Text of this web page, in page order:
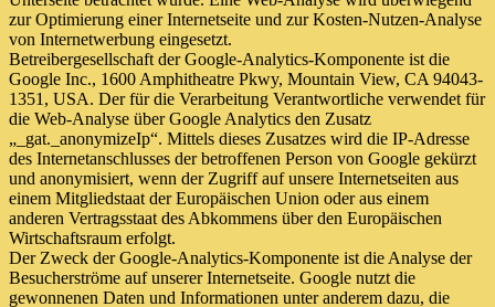
zur Optimierung einer Internetseite und zur Kosten-Nutzen-Analyse
von Internetwerbung eingesetzt.
Betreibergesellschaft der Google-Analytics-Komponente ist die
Google Inc., 1600 Amphitheatre Pkwy, Mountain View, CA 94043-
1351, USA. Der für die Verarbeitung Verantwortliche verwendet für
die Web-Analyse über Google Analytics den Zusatz
„_gat._anonymizeIp“. Mittels dieses Zusatzes wird die IP-Adresse
des Internetanschlusses der betroffenen Person von Google gekürzt
und anonymisiert, wenn der Zugriff auf unsere Internetseiten aus
einem Mitgliedstaat der Europäischen Union oder aus einem
anderen Vertragsstaat des Abkommens über den Europäischen
Wirtschaftsraum erfolgt.
Der Zweck der Google-Analytics-Komponente ist die Analyse der
Besucherströme auf unserer Internetseite. Google nutzt die
gewonnenen Daten und Informationen unter anderem dazu, die